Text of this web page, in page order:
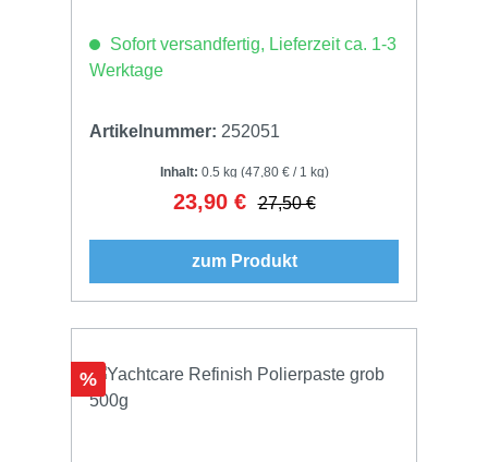
Sofort versandfertig, Lieferzeit ca. 1-3
Werktage
Artikelnummer: 252051
Inhalt: 0.5 kg (47,80 € / 1 kg)
Verkaufspreis:
23,90 € Regulärer Preis:
27,50 €
zum Produkt
Rabatt
%